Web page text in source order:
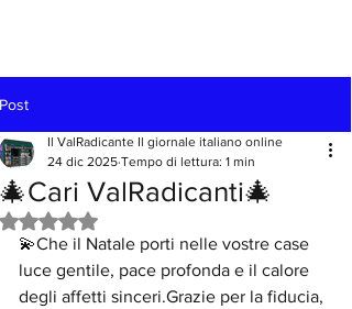
Post
🎄Cari ValRadicanti🎄
Il ValRadicante Il giornale italiano online
24 dic 2025 Tempo di lettura: 1 min
Valutazione NaN stelle su 5.
💫Che il Natale porti nelle vostre case
luce gentile, pace profonda e il calore
degli affetti sinceri.Grazie per la fiducia,